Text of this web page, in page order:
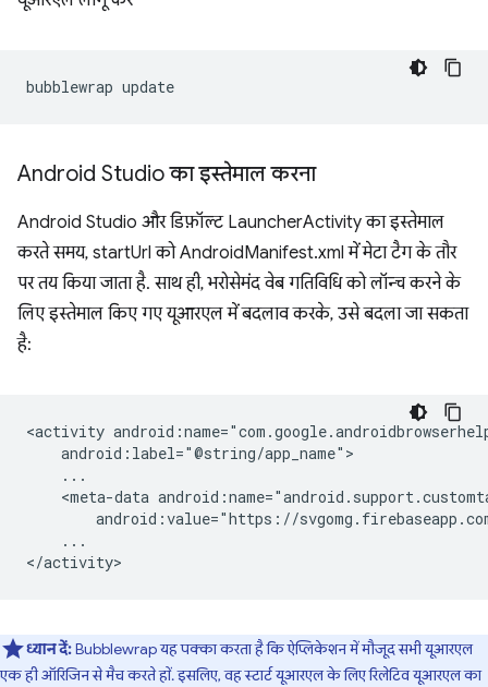
bubblewrap
Android Studio का इस्तेमाल करना
Android Studio और डिफ़ॉल्ट LauncherActivity का इस्तेमाल
करते समय, startUrl को AndroidManifest.xml में मेटा टैग के तौर
पर तय किया जाता है. साथ ही, भरोसेमंद वेब गतिविधि को लॉन्च करने के
लिए इस्तेमाल किए गए यूआरएल में बदलाव करके, उसे बदला जा सकता
है:
<activity
<meta-data
android:value="https://
...
ध्यान दें:Bubblewrap यह पक्का करता है कि ऐप्लिकेशन में मौजूद सभी यूआरएल
एक ही ऑरिजिन से मैच करते हों. इसलिए, वह स्टार्ट यूआरएल के लिए रिलेटिव यूआरएल का